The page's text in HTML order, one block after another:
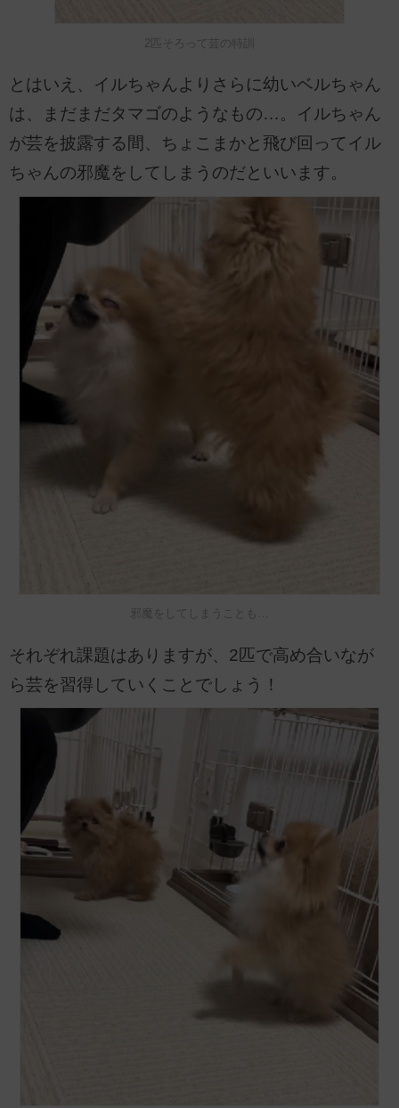
2匹そろって芸の特訓
とはいえ、イルちゃんよりさらに幼いベルちゃん
は、まだまだタマゴのようなもの…。イルちゃん
が芸を披露する間、ちょこまかと飛び回ってイル
ちゃんの邪魔をしてしまうのだといいます。
邪魔をしてしまうことも…
それぞれ課題はありますが、2匹で高め合いなが
ら芸を習得していくことでしょう！